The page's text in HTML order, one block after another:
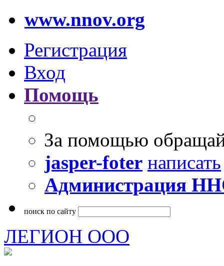
www.nnov.org
Регистрация
Вход
Помощь
За помощью
jasper-foter написать
Администрация
поиск по сайту
ЛЕГИОН ООО